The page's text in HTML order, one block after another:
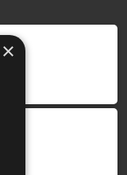
,0
×